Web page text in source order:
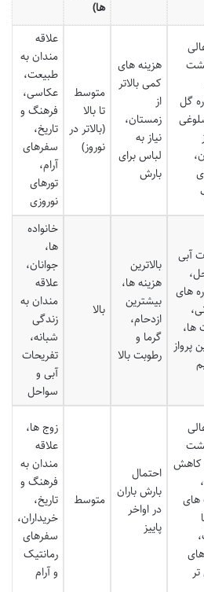
ها)
گل
هزینه های
کمی بالاتر
از
زمستان،
نیاز به
لباس برای
بارش
متوسط
تا بالا
(بالاتر در
نوروز)
علاقه
مندان به
طبیعت،
عکاسی،
فرهنگ و
تاریخ،
سفرهای
آرام،
تورهای
نوروزی
آبی
های
ها،
پرواز
بالاترین
هزینه ها،
بیشترین
ازدحام،
گرما و
رطوبت بالا
بالا
خانواده
ها،
جوانان،
علاقه
مندان به
زندگی
شبانه،
تفریحات
آبی و
سواحل
کاهش
احتمال
بارش باران
در اواخر
پاییز
متوسط
زوج ها،
علاقه
مندان به
فرهنگ و
تاریخ،
خریداران،
سفرهای
رمانتیک
و آرام